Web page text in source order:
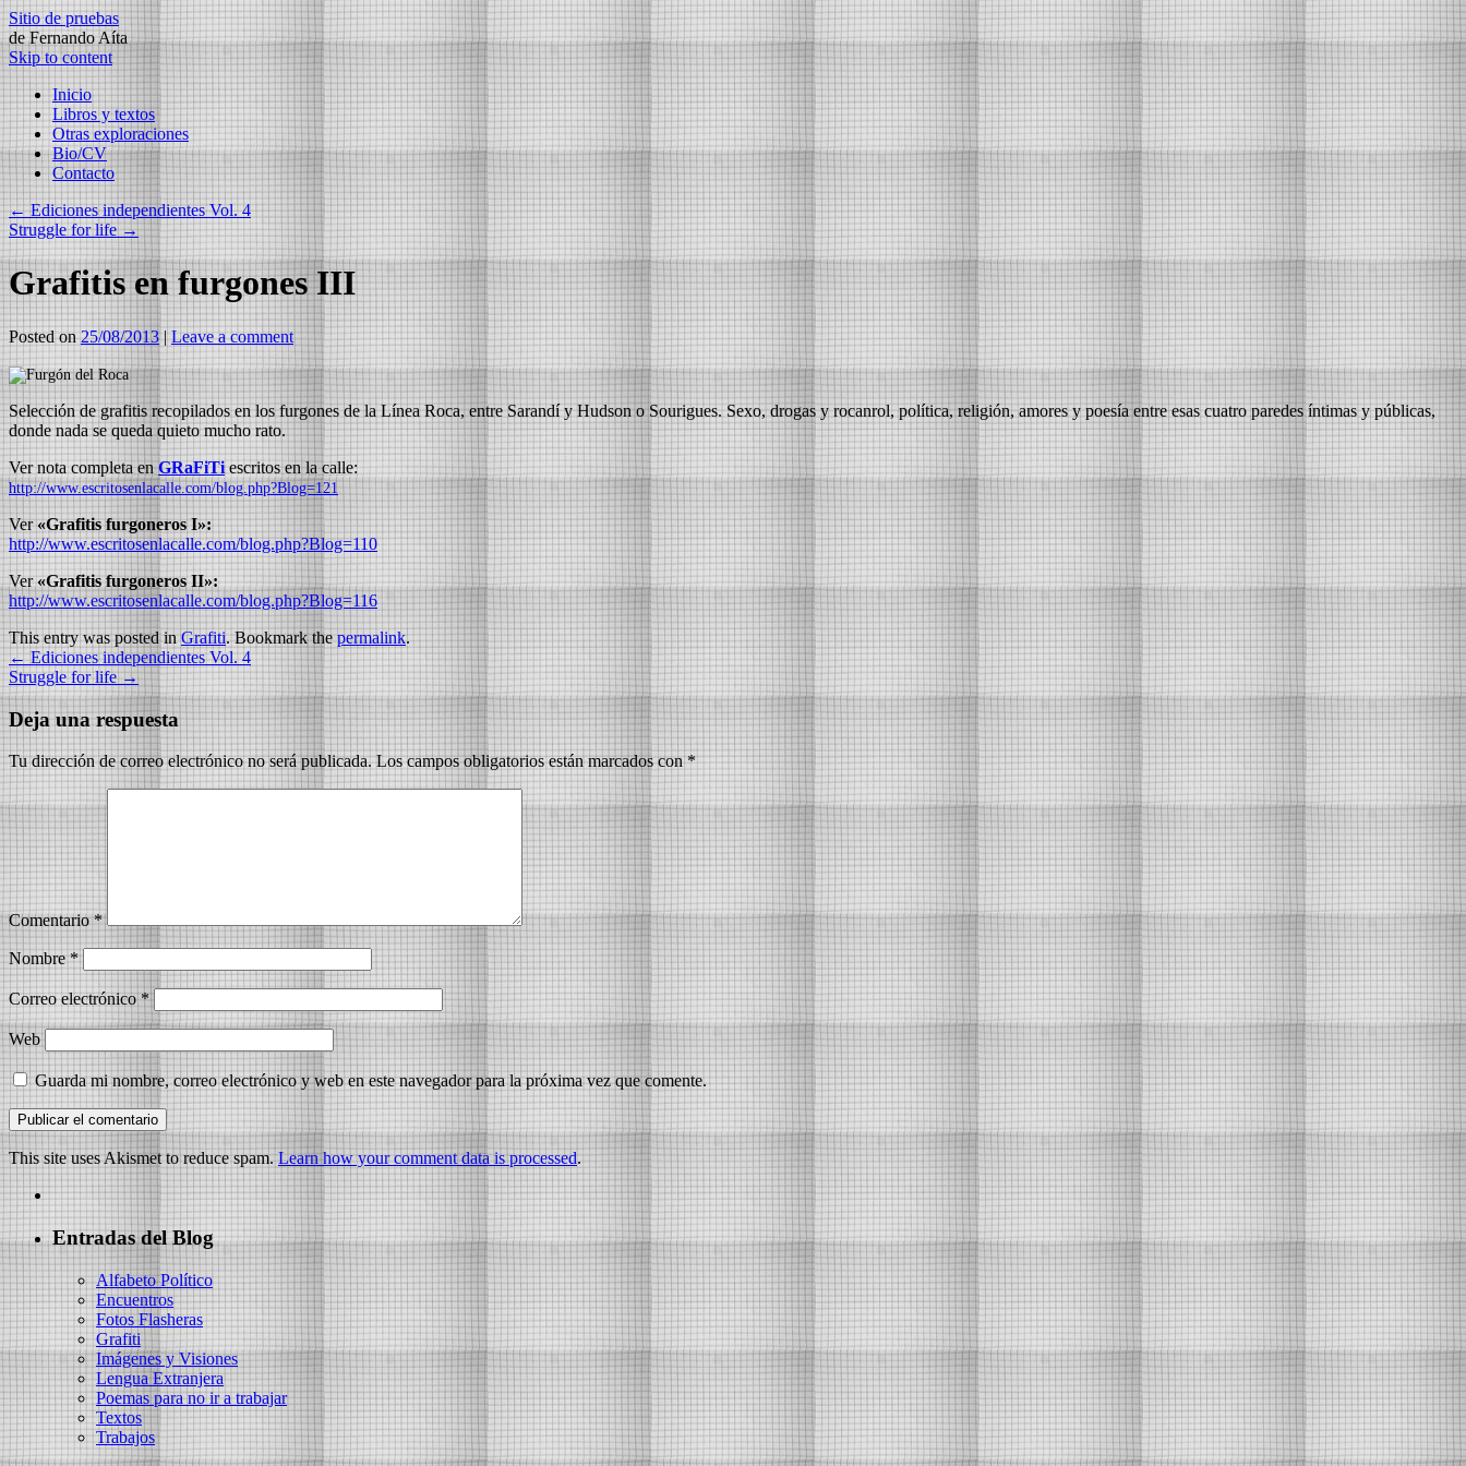
Sitio de pruebas
de Fernando Aíta
Skip to content
Inicio
Libros y textos
Otras exploraciones
Bio/CV
Contacto
←Ediciones independientes Vol. 4
Struggle for life→
Grafitis en furgones III
Posted on 25/08/2013 | Leave a comment
Selección de grafitis recopilados en los furgones de la Línea Roca, entre Sarandí y Hudson o Sourigues. Sexo, drogas y rocanrol, política, religión, amores y poesía entre esas cuatro paredes íntimas y públicas,
donde nada se queda quieto mucho rato.
Ver nota completa enGRaFiTi escritos en la calle:
http://www.escritosenlacalle.com/blog.php?Blog=121
Ver«Grafitis furgoneros I»:
http://www.escritosenlacalle.com/blog.php?Blog=110
Ver«Grafitis furgoneros II»:
http://www.escritosenlacalle.com/blog.php?Blog=116
This entry was posted in Grafiti. Bookmark the permalink.
←Ediciones independientes Vol. 4
Struggle for life→
Deja una respuesta
Tu dirección de correo electrónico no será publicada. Los campos obligatorios están marcados con*
Comentario*
Nombre*
Correo electrónico*
Web
Guarda mi nombre, correo electrónico y web en este navegador para la próxima vez que comente.
This site uses Akismet to reduce spam.Learn how your comment data is processed.
Entradas del Blog
Alfabeto Político
Encuentros
Fotos Flasheras
Grafiti
Imágenes y Visiones
Lengua Extranjera
Poemas para no ir a trabajar
Textos
Trabajos